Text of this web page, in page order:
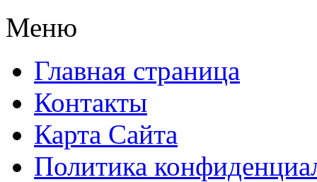
Меню
Главная страница
Контакты
Карта Сайта
Политика